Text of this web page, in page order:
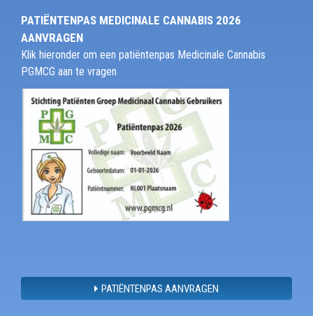
PATIËNTENPAS MEDICINALE CANNABIS 2026
AANVRAGEN
Klik hieronder om een patiëntenpas Medicinale Cannabis
PGMCG aan te vragen
PATIËNTENPAS AANVRAGEN